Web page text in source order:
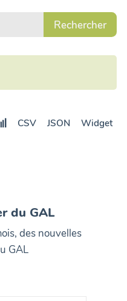
CSV JSON Widget
du GAL
des nouvelles
GAL